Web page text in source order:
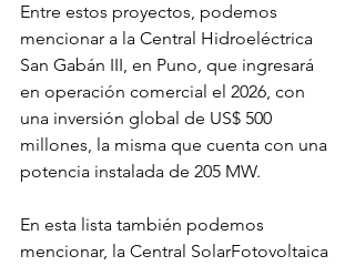
Entre estos proyectos, podemos
mencionar a la Central Hidroeléctrica
San Gabán III, en Puno, que ingresará
en operación comercial el 2026, con
una inversión global de US$ 500
millones, la misma que cuenta con una
potencia instalada de 205 MW.
En esta lista también podemos
mencionar, la Central SolarFotovoltaica